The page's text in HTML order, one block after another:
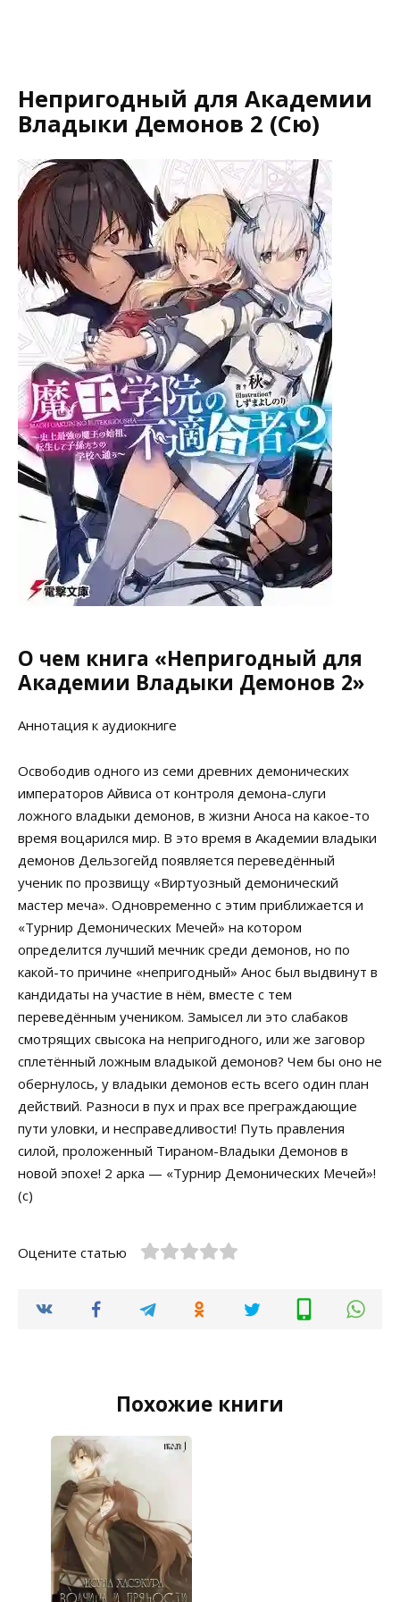
Непригодный для Академии
Владыки Демонов 2 (Сю)
О чем книга «Непригодный для
Академии Владыки Демонов 2»
Аннотация к аудиокниге
Освободив одного из семи древних демонических
императоров Айвиса от контроля демона-слуги
ложного владыки демонов, в жизни Аноса на какое-то
время воцарился мир. В это время в Академии владыки
демонов Дельзогейд появляется переведённый
ученик по прозвищу «Виртуозный демонический
мастер меча». Одновременно с этим приближается и
«Турнир Демонических Мечей» на котором
определится лучший мечник среди демонов, но по
какой-то причине «непригодный» Анос был выдвинут в
кандидаты на участие в нём, вместе с тем
переведённым учеником. Замысел ли это слабаков
смотрящих свысока на непригодного, или же заговор
сплетённый ложным владыкой демонов? Чем бы оно не
обернулось, у владыки демонов есть всего один план
действий. Разноси в пух и прах все преграждающие
пути уловки, и несправедливости! Путь правления
силой, проложенный Тираном-Владыки Демонов в
новой эпохе! 2 арка — «Турнир Демонических Мечей»!
(c)
Оцените статью
Похожие книги